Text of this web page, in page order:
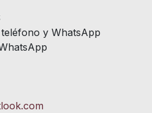
y WhatsApp